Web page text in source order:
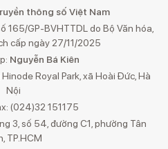
thông số Việt Nam
165/GP-BVHTTDL do Bộ Văn hóa,
cấp ngày 27/11/2025
Nguyễn Bá Kiên
Royal Park, xã Hoài Đức, Hà
Nội
(024)32 151175
3, số 54, đường C1, phường Tân
TP.HCM